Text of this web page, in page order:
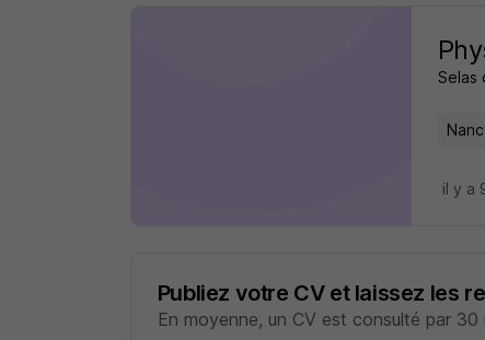
Selas
il y a
Publiez votre CV et laissez les
En moyenne, un CV est consulté par 30